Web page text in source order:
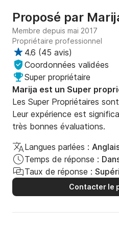
Proposé par
Membre depuis mai 2017
Propriétaire professionnel
4.6 (45 avis)
Coordonnées validées
Super propriétaire
Marija est un Super
Les Super Propriétaires
Leur expérience est
très bonnes évaluations.
Langues parlées :
Temps de réponse :
Taux de réponse :
Contacter le